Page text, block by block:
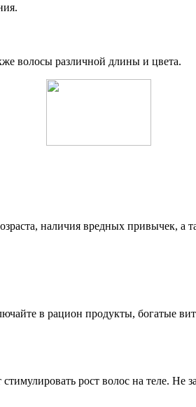
волосы различной длины и цвета.
наличия вредных привычек, а
в рацион продукты, богатые
рост волос на теле. Не